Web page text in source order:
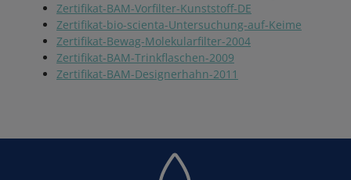
Zertifikat-BAM-Vorfilter-Kunststoff-DE
Zertifikat-bio-scienta-Untersuchung-auf-Keime
Zertifikat-Bewag-Molekularfilter-2004
Zertifikat-BAM-Trinkflaschen-2009
Zertifikat-BAM-Designerhahn-2011